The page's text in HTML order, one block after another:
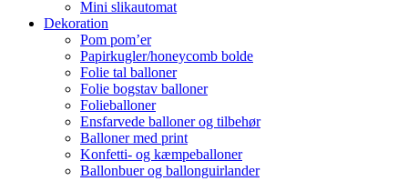
Mini slikautomat
Dekoration
Pom pom’er
Papirkugler/honeycomb bolde
Folie tal balloner
Folie bogstav balloner
Folieballoner
Ensfarvede balloner og tilbehør
Balloner med print
Konfetti- og kæmpeballoner
Ballonbuer og ballonguirlander